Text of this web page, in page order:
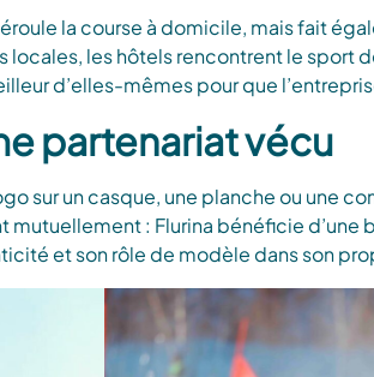
la course à domicile, mais fait
les hôtels rencontrent le sport
d’elles-mêmes pour que
partenariat vécu
sur un casque, une planche ou une
: Flurina bénéficie
et son rôle de modèle dans son